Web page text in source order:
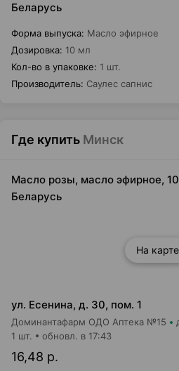
Беларусь
Форма выпуска: Масло эфирное
Дозировка: 10 мл
Кол-во в упаковке: 1 шт.
Производитель: Саулес сапнис
Где купить Минск
Масло розы, масло эфирное,
Беларусь
На карте
ул. Есенина, д. 30, пом. 1
Доминантафарм ОДО Аптека №15
16,48 р.
1 шт. обновл. в 17:43